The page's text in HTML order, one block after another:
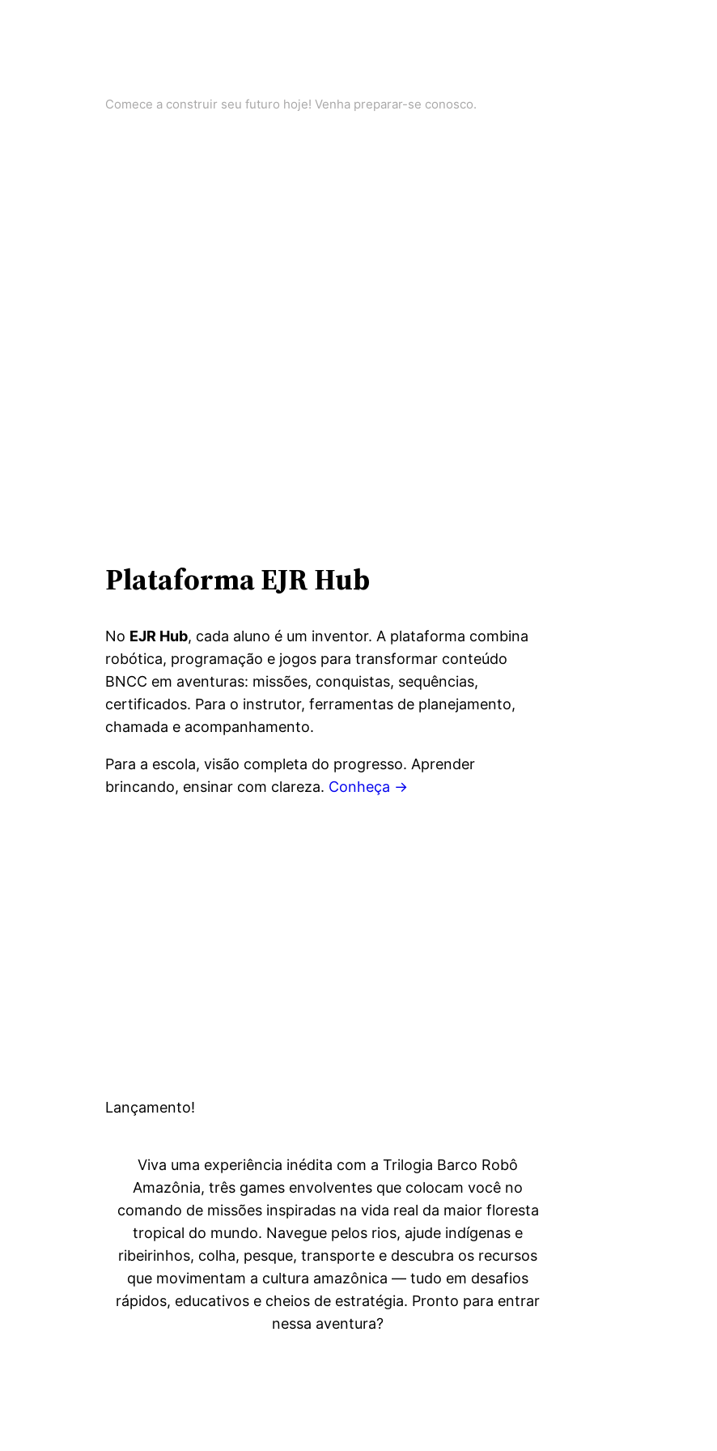
Comece a construir seu futuro hoje! Venha preparar-se conosco.
Plataforma EJR Hub
No EJR Hub, cada aluno é um inventor. A plataforma combina
robótica, programação e jogos para transformar conteúdo
BNCC em aventuras: missões, conquistas, sequências,
certificados. Para o instrutor, ferramentas de planejamento,
chamada e acompanhamento.
Para a escola, visão completa do progresso. Aprender
brincando, ensinar com clareza. Conheça →
Lançamento!
Viva uma experiência inédita com a Trilogia Barco Robô
Amazônia, três games envolventes que colocam você no
comando de missões inspiradas na vida real da maior floresta
tropical do mundo. Navegue pelos rios, ajude indígenas e
ribeirinhos, colha, pesque, transporte e descubra os recursos
que movimentam a cultura amazônica — tudo em desafios
rápidos, educativos e cheios de estratégia. Pronto para entrar
nessa aventura?